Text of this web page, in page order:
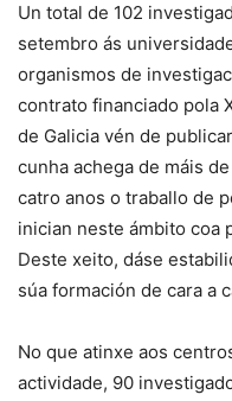
Un total de 102
setembro ás
organismos de
contrato financiado pola
de Galicia vén de
cunha achega de máis
catro anos o traballo de
inician neste ámbito coa
Deste xeito, dáse
súa formación de cara a
No que atinxe aos
actividade, 90